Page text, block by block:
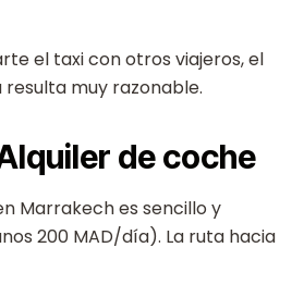
el taxi con otros viajeros, el
muy razonable.
de coche
Marrakech es sencillo y
200 MAD/día). La ruta hacia